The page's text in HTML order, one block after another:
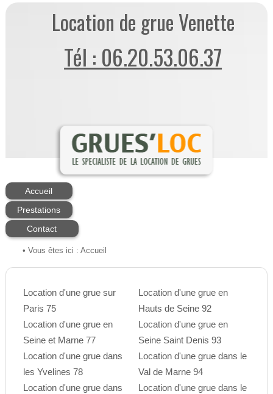
Location de grue Venette
Tél : 06.20.53.06.37
Accueil
Prestations
Contact
• Vous êtes ici : Accueil
Location d'une grue sur
Paris 75
Location d'une grue en
Seine et Marne 77
Location d'une grue dans
les Yvelines 78
Location d'une grue dans
Location d'une grue en
Hauts de Seine 92
Location d'une grue en
Seine Saint Denis 93
Location d'une grue dans le
Val de Marne 94
Location d'une grue dans le